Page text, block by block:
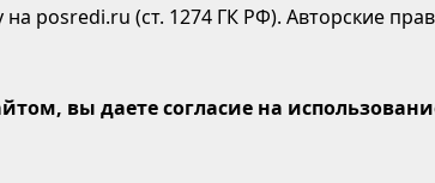
posredi.ru (ст. 1274 ГК РФ). Авторские
вы даете согласие на